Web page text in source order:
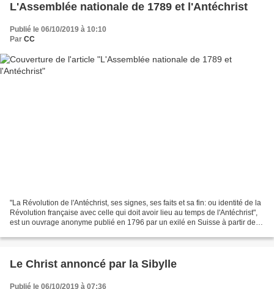
L'Assemblée nationale de 1789 et l'Antéchrist
Publié le 06/10/2019 à 10:10
Par CC
"La Révolution de l'Antéchrist, ses signes, ses faits et sa fin: ou identité de la
Révolution française avec celle qui doit avoir lieu au temps de l'Antéchrist",
est un ouvrage anonyme publié en 1796 par un exilé en Suisse à partir de
Le Christ annoncé par la Sibylle
Publié le 06/10/2019 à 07:36